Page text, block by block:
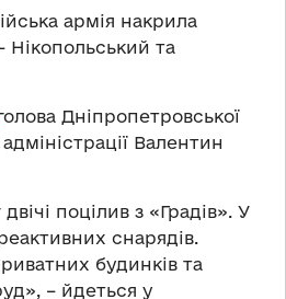
армія накрила
Нікопольський та
Дніпропетровської
Валентин
поцілив з «Градів». У
снарядів.
будинків та
– йдеться у